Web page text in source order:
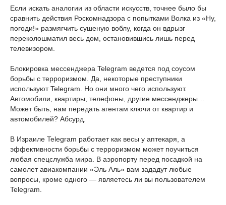
Если искать аналогии из области искусств, точнее было бы
сравнить действия Роскомнадзора с попытками Волка из «Ну,
погоди!» размягчить сушеную воблу, когда он вдрызг
переколошматил весь дом, остановившись лишь перед
телевизором.
Блокировка мессенджера Telegram ведется под соусом
борьбы с терроризмом. Да, некоторые преступники
используют Telegram. Но они много чего используют.
Автомобили, квартиры, телефоны, другие мессенджеры…
Может быть, нам передать агентам ключи от квартир и
автомобилей? Абсурд.
В Израиле Telegram работает как весы у аптекаря, а
эффективности борьбы с терроризмом может поучиться
любая спецслужба мира. В аэропорту перед посадкой на
самолет авиакомпании «Эль Аль» вам зададут любые
вопросы, кроме одного — являетесь ли вы пользователем
Telegram.